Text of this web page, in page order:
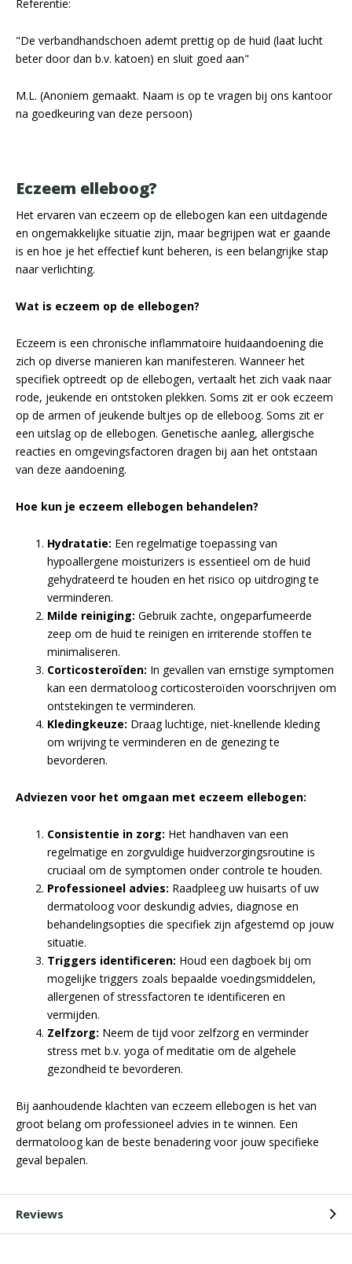
Referentie:
"De verbandhandschoen ademt prettig op de huid (laat lucht
beter door dan b.v. katoen) en sluit goed aan"
M.L. (Anoniem gemaakt. Naam is op te vragen bij ons kantoor
na goedkeuring van deze persoon)
Eczeem elleboog?
Het ervaren van eczeem op de ellebogen kan een uitdagende
en ongemakkelijke situatie zijn, maar begrijpen wat er gaande
is en hoe je het effectief kunt beheren, is een belangrijke stap
naar verlichting.
Wat is eczeem op de ellebogen?
Eczeem is een chronische inflammatoire huidaandoening die
zich op diverse manieren kan manifesteren. Wanneer het
specifiek optreedt op de ellebogen, vertaalt het zich vaak naar
rode, jeukende en ontstoken plekken. Soms zit er ook eczeem
op de armen of jeukende bultjes op de elleboog. Soms zit er
een uitslag op de ellebogen. Genetische aanleg, allergische
reacties en omgevingsfactoren dragen bij aan het ontstaan
van deze aandoening.
Hoe kun je eczeem ellebogen behandelen?
Hydratatie: Een regelmatige toepassing van
hypoallergene moisturizers is essentieel om de huid
gehydrateerd te houden en het risico op uitdroging te
verminderen.
Milde reiniging: Gebruik zachte, ongeparfumeerde
zeep om de huid te reinigen en irriterende stoffen te
minimaliseren.
Corticosteroïden: In gevallen van ernstige symptomen
kan een dermatoloog corticosteroïden voorschrijven om
ontstekingen te verminderen.
Kledingkeuze: Draag luchtige, niet-knellende kleding
om wrijving te verminderen en de genezing te
bevorderen.
Adviezen voor het omgaan met eczeem ellebogen:
Consistentie in zorg: Het handhaven van een
regelmatige en zorgvuldige huidverzorgingsroutine is
cruciaal om de symptomen onder controle te houden.
Professioneel advies: Raadpleeg uw huisarts of uw
dermatoloog voor deskundig advies, diagnose en
behandelingsopties die specifiek zijn afgestemd op jouw
situatie.
Triggers identificeren: Houd een dagboek bij om
mogelijke triggers zoals bepaalde voedingsmiddelen,
allergenen of stressfactoren te identificeren en
vermijden.
Zelfzorg: Neem de tijd voor zelfzorg en verminder
stress met b.v. yoga of meditatie om de algehele
gezondheid te bevorderen.
Bij aanhoudende klachten van eczeem ellebogen is het van
groot belang om professioneel advies in te winnen. Een
dermatoloog kan de beste benadering voor jouw specifieke
geval bepalen.
Reviews